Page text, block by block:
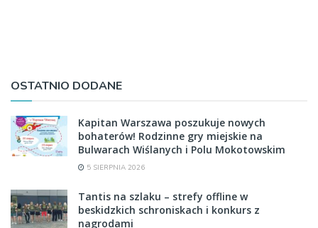
OSTATNIO DODANE
Kapitan Warszawa poszukuje nowych
bohaterów! Rodzinne gry miejskie na
Bulwarach Wiślanych i Polu Mokotowskim
5 SIERPNIA 2026
Tantis na szlaku – strefy offline w
beskidzkich schroniskach i konkurs z
nagrodami